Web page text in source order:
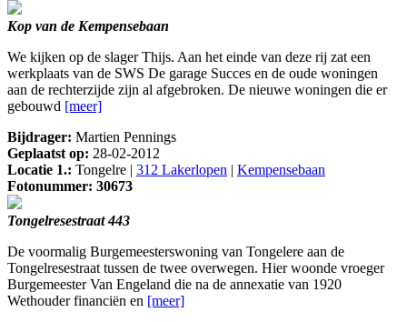
Kop van de Kempensebaan
We kijken op de slager Thijs. Aan het einde van deze rij zat een
werkplaats van de SWS De garage Succes en de oude woningen
aan de rechterzijde zijn al afgebroken. De nieuwe woningen die er
gebouwd [meer]
Bijdrager: Martien Pennings
Geplaatst op: 28-02-2012
Locatie 1.: Tongelre | 312 Lakerlopen | Kempensebaan
Fotonummer: 30673
Tongelresestraat 443
De voormalig Burgemeesterswoning van Tongelere aan de
Tongelresestraat tussen de twee overwegen. Hier woonde vroeger
Burgemeester Van Engeland die na de annexatie van 1920
Wethouder financiën en [meer]